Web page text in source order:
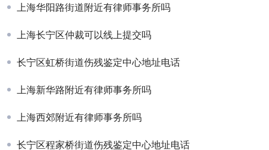
上海华阳路街道附近有律师事务所吗
上海长宁区仲裁可以线上提交吗
长宁区虹桥街道伤残鉴定中心地址电话
上海新华路附近有律师事务所吗
上海西郊附近有律师事务所吗
长宁区程家桥街道伤残鉴定中心地址电话